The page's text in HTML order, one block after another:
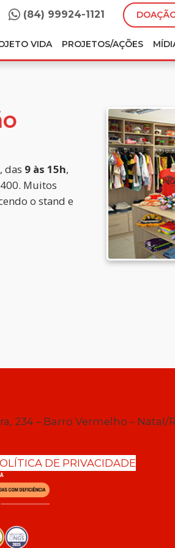
(84) 99924-1121
VIDA PROJETOS/AÇÕES
, das 9 às 15h,
Muitos
o stand e
234 – Barro Vermelho – Natal/
DE PRIVACIDADE